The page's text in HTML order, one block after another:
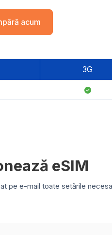
acum
3G
eSIM
pe e-mail toate setările